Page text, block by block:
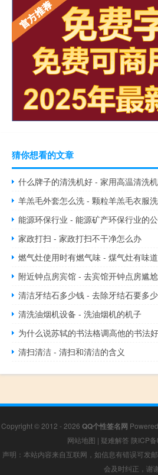
猜你想看的文章
什么牌子的清洗机好 - 家用高温清洗
羊羔毛外套怎么洗 - 颗粒羊羔毛衣服
能源环保行业 - 能源矿产环保行业的
家政打扫 - 家政打扫不干净怎么办
燃气灶使用时有燃气味 - 煤气灶有味
附近钟点房宾馆 - 去宾馆开钟点房尴
清洁牙结石多少钱 - 去除牙结石要多
清洗油烟机设备 - 洗油烟机的机子
为什么说苏轼的书法格调高他的书法
清扫清洁 - 清扫和清洁的含义
Copyright © 2012 - 2026 QQ个性签名网
网站地图 | 疑难解答 陕ICP
声明：本站内容来自互联网，如信息有错误可发
会及时纠正，谢